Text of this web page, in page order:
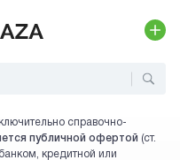
справочно-
публичной офертой (ст.
кредитной или